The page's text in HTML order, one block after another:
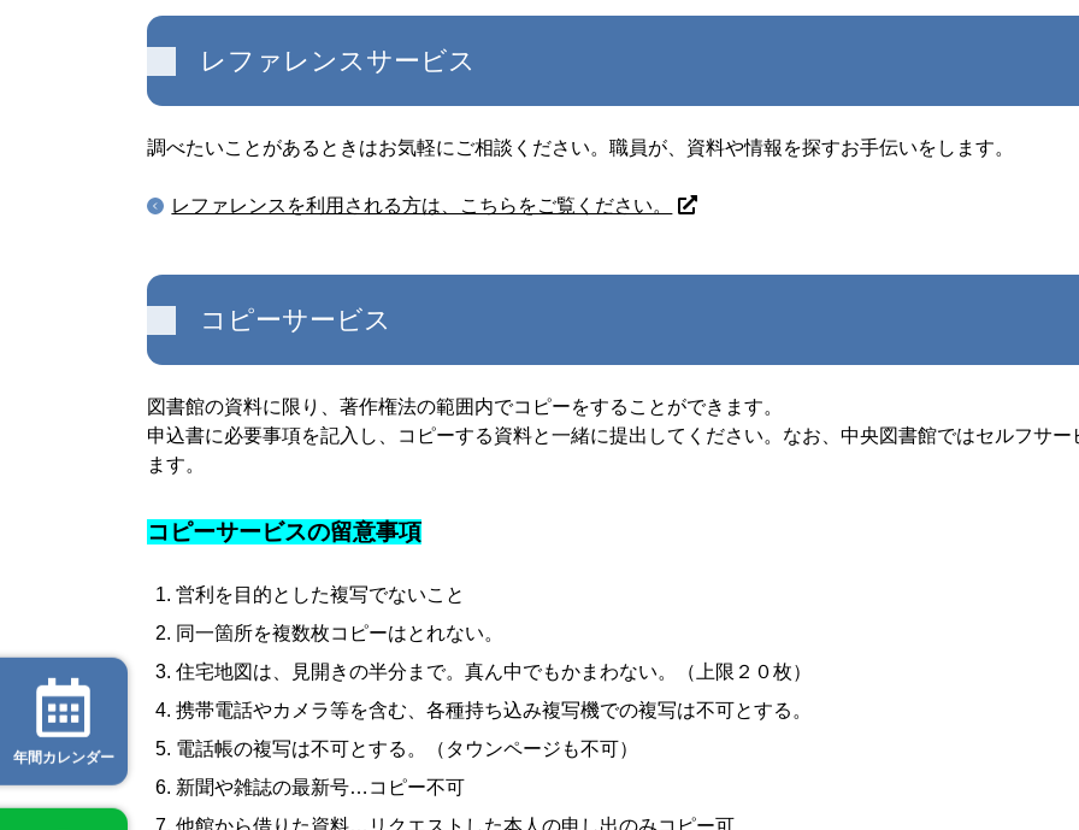
レファレンスサービス
調べたいことがあるときはお気軽にご相談ください。職員が、資料や情報を探すお手伝いをします。
レファレンスを利用される方は、こちらをご覧ください。
コピーサービス
図書館の資料に限り、著作権法の範囲内でコピーをすることができます。
申込書に必要事項を記入し、コピーする資料と一緒に提出してください。なお、中央図書館ではセルフサ
ます。
コピーサービスの留意事項
営利を目的とした複写でないこと
同一箇所を複数枚コピーはとれない。
住宅地図は、見開きの半分まで。真ん中でもかまわない。（上限２０枚）
携帯電話やカメラ等を含む、各種持ち込み複写機での複写は不可とする。
電話帳の複写は不可とする。（タウンページも不可）
新聞や雑誌の最新号…コピー不可
他館から借りた資料…リクエストした本人の申し出のみコピー可
年間カレンダー